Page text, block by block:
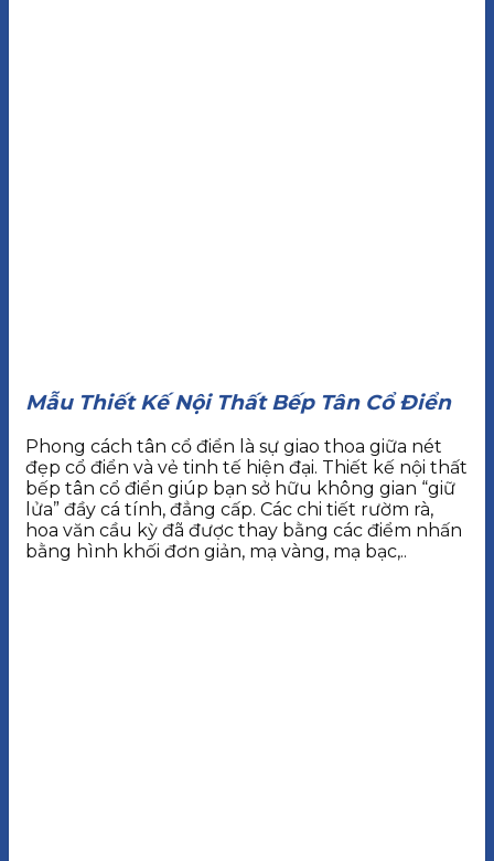
Mẫu Thiết Kế Nội Thất Bếp Tân Cổ Điển
Phong cách tân cổ điển là sự giao thoa giữa nét
đẹp cổ điển và vẻ tinh tế hiện đại. Thiết kế nội thất
bếp tân cổ điển giúp bạn sở hữu không gian “giữ
lửa” đầy cá tính, đẳng cấp. Các chi tiết rườm rà,
hoa văn cầu kỳ đã được thay bằng các điểm nhấn
bằng hình khối đơn giản, mạ vàng, mạ bạc,..